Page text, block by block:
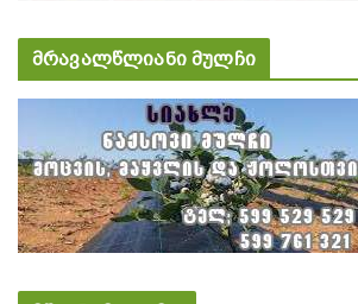
მრავალწლიანი მულჩი